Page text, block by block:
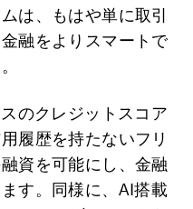
は、もはや単に取引
融をよりスマートで
のクレジットスコア
履歴を持たないフリ
資を可能にし、金融
す。同様に、AI搭載